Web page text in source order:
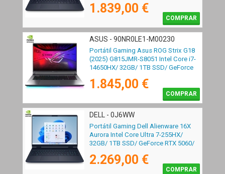
1.839,00 €
COMPRAR
ASUS - 90NR0LE1-M00230
Portátil Gaming Asus ROG Strix G18
(2025) G815JMR-S8051 Intel Core i7-
14650HX/ 32GB/ 1TB SSD/ GeForce
1.845,00 €
COMPRAR
DELL - 0J6WW
Portátil Gaming Dell Alienware 16X
Aurora Intel Core Ultra 7-255HX/
32GB/ 1TB SSD/ GeForce RTX 5060/
2.269,00 €
COMPRAR